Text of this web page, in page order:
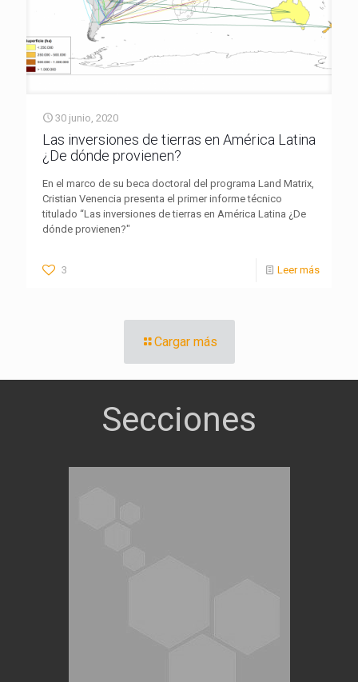
30 junio, 2020
Las inversiones de tierras en América Latina
¿De dónde provienen?
En el marco de su beca doctoral del programa Land Matrix,
Cristian Venencia presenta el primer informe técnico
titulado “Las inversiones de tierras en América Latina ¿De
dónde provienen?"
3 Leer más
Cargar más